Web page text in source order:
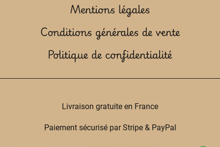
Mentions légales
Conditions générales de vente
Politique de confidentialité
Livraison gratuite en France
Paiement sécurisé par Stripe & PayPal